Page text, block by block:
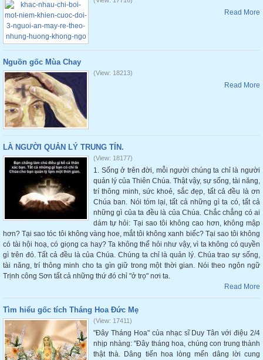
Read More
Nguồn gốc Mùa Chay
(View: 18213)
Read More
LÀ NGƯỜI QUẢN LÝ TRUNG TÍN.
(View: 18177)
1. Sống ở trên đời, mỗi người chúng ta chỉ là người
quản lý của Thiên Chúa. Thật vậy, sự sống, tài năng,
trí thông minh, sức khoẻ, sắc đẹp, tất cả đều là ơn
Chúa ban. Nói tóm lại, tất cả những gì ta có, tất cả
những gì của ta đều là của Chúa. Chắc chẳng có ai
dám tự hỏi: Tại sao tôi không cao hơn, không mập
hơn? Tại sao tóc tôi không vàng hoe, mắt tôi không xanh biếc? Tại sao tôi không
có tài hội hoạ, có giọng ca hay? Ta không thể hỏi như vậy, vì ta không có quyền
gì trên đó. Tất cả đều là của Chúa. Chúng ta chỉ là quản lý. Chúa trao sự sống,
tài năng, trí thông minh cho ta gìn giữ trong một thời gian. Nói theo ngôn ngữ
Trịnh công Sơn tất cả những thứ đó chỉ "ở trọ" nơi ta.
Read More
Tìm hiểu gốc tích Tháng Hoa Đức Mẹ
(View: 17411)
"Đây Tháng Hoa" của nhạc sĩ Duy Tân với điệu 2/4
nhịp nhàng: "Đây tháng hoa, chúng con trung thành
thật thà. Dâng tiến hoa lòng mến dâng lời cung